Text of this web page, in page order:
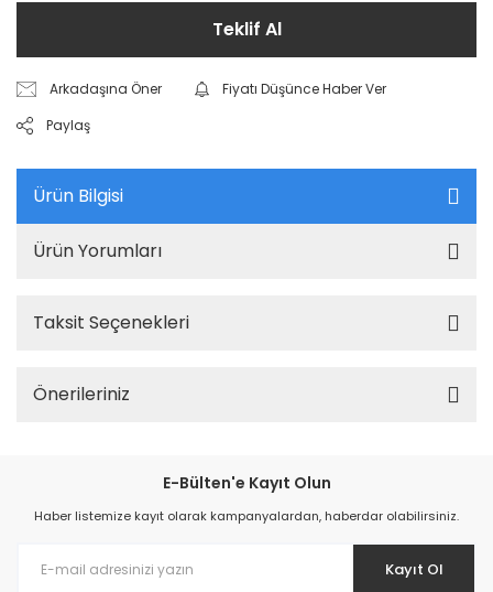
Teklif Al
Arkadaşına Öner
Fiyatı Düşünce Haber Ver
Paylaş
Ürün Bilgisi
Ürün Yorumları
Taksit Seçenekleri
Önerileriniz
E-Bülten'e Kayıt Olun
Haber listemize kayıt olarak kampanyalardan, haberdar olabilirsiniz.
Kayıt Ol